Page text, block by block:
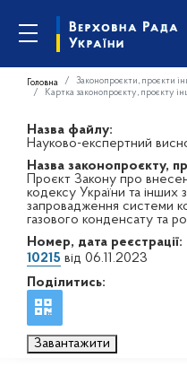
Головна Законопроєкти, проєкти
Картка законопроєкту, проєкту
Назва файлу:
Науково-експертний
Назва законопроєкту,
Проєкт Закону про
кодексу України та інших
запровадження системи
газового конденсату та
Номер, дата реєстрації:
10215 від 06.11.2023
Поділитись:
Завантажити